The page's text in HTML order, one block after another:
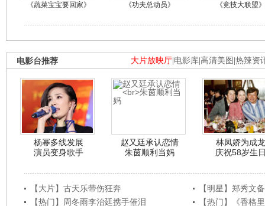
《蔬菜宝宝要回家》 《功夫总动员》 《竞技大联盟》
大片放映厅 电影库 高清美图 热辣资
电影台推荐
杨幂多线发展
演员变身歌手
赵又廷承认恋情
朱茵顺利当妈
林凤娇为成龙
庆祝58岁生
【大片】古天乐带伤狂奔
【明星】郑秀文
【热门】周冬雨李治廷携手催泪
【热门】《香格